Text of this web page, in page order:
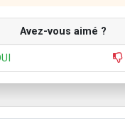
Avez-vous aimé ?